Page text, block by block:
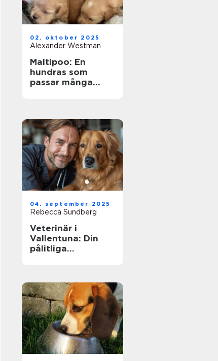
02. oktober 2025
Alexander Westman
Maltipoo: En
hundras som
passar många
04. september 2025
Rebecca Sundberg
Veterinär i
Vallentuna: Din
pålitliga